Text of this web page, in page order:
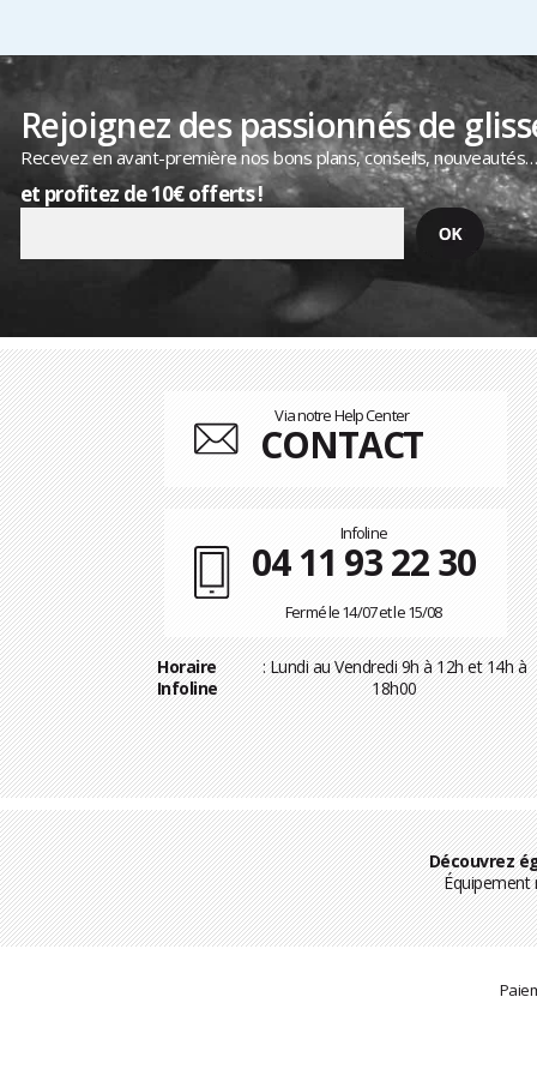
Rejoignez des passionnés de
Recevez en avant-première nos bons plans, conseils, nouveautés…
et profitez de 10€ offerts !
Via notre Help Center
CONTACT
Infoline
04 11 93 22 30
Fermé le 14/07 et le 15/08
Horaire
Infoline
: Lundi au Vendredi 9h à 12h et 14h à
18h00
Découvrez
Équipement